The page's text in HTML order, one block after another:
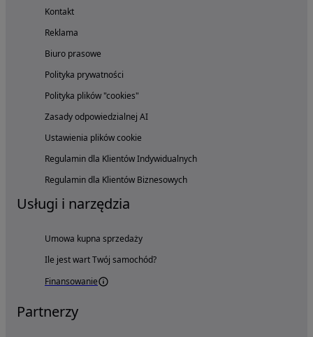
Kontakt
Reklama
Biuro prasowe
Polityka prywatności
Polityka plików "cookies"
Zasady odpowiedzialnej AI
Ustawienia plików cookie
Regulamin dla Klientów Indywidualnych
Regulamin dla Klientów Biznesowych
Usługi i narzędzia
Umowa kupna sprzedaży
Ile jest wart Twój samochód?
Finansowanie
Partnerzy